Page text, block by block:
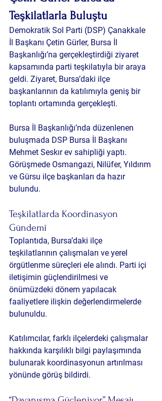
Teşkilatlarla Buluştu
Demokratik Sol Parti (DSP) Çanakkale
İl Başkanı Çetin Gürler, Bursa İl
Başkanlığı’na gerçekleştirdiği ziyaret
kapsamında parti teşkilatıyla bir araya
geldi. Ziyaret, Bursa’daki ilçe
başkanlarının da katılımıyla geniş bir
toplantı ortamında gerçekleşti.
Bursa İl Başkanlığı’nda düzenlenen
buluşmada DSP Bursa İl Başkanı
Mehmet Seskır ev sahipliği yaptı.
Görüşmede Osmangazi, Nilüfer, Yıldırım
ve Gürsu ilçe başkanları da hazır
bulundu.
Teşkilatlarda Koordinasyon
Gündemi
Toplantıda, Bursa’daki ilçe
teşkilatlarının çalışmaları ve yerel
örgütlenme süreçleri ele alındı. Parti içi
iletişimin güçlendirilmesi ve
önümüzdeki dönem yapılacak
faaliyetlere ilişkin değerlendirmelerde
bulunuldu.
Katılımcılar, farklı ilçelerdeki çalışmalar
hakkında karşılıklı bilgi paylaşımında
bulunarak koordinasyonun artırılması
yönünde görüş bildirdi.